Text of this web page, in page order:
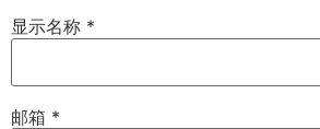
显示名称 *
邮箱 *